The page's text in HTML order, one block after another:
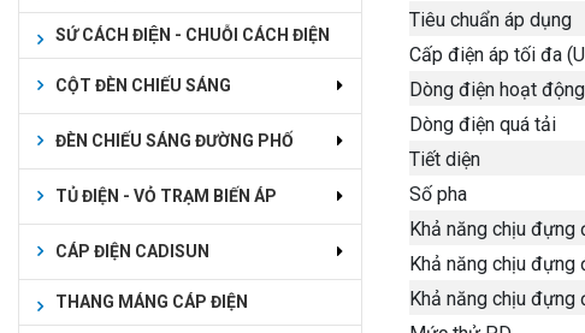
SỨ CÁCH ĐIỆN - CHUỖI CÁCH ĐIỆN
CỘT ĐÈN CHIẾU SÁNG
ĐÈN CHIẾU SÁNG ĐƯỜNG PHỐ
TỦ ĐIỆN - VỎ TRẠM BIẾN ÁP
CÁP ĐIỆN CADISUN
THANG MÁNG CÁP ĐIỆN
Tiêu chuẩn áp dụng
Cấp điện áp tối đa
Dòng điện hoạt
Dòng điện quá tải
Tiết diện
Số pha
Khả năng chịu đựng
Khả năng chịu đựng
Khả năng chịu đựng